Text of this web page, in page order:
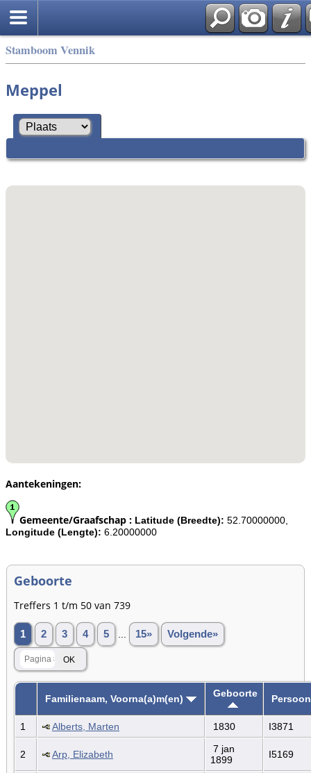
Stamboom Vennik
Meppel
Aantekeningen:
Gemeente/Graafschap : Latitude (Breedte): 52.70000000,
Longitude (Lengte): 6.20000000
Geboorte
Treffers 1 t/m 50 van 739
1 2 3 4 5 15» Volgende»
Familienaam, Voorna(a)m(en) Geboorte
1 Alberts, Marten 1830 I3871
2 Arp, Elizabeth
7 jan
1899
I5169